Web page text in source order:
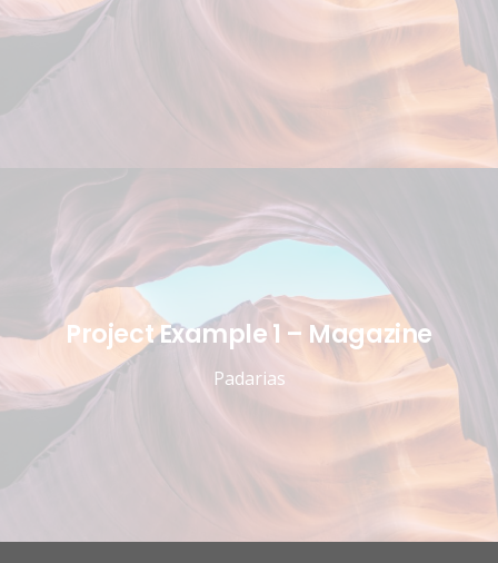
Project Example 1 – Magazine
Padarias